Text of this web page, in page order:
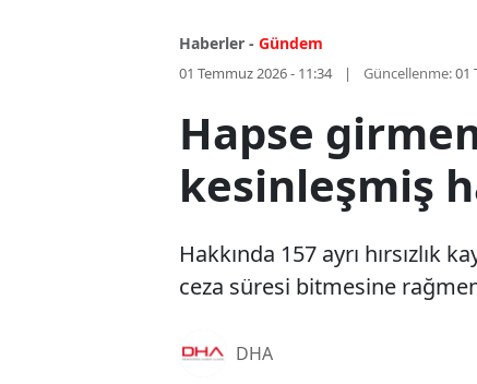
Haberler - Gündem
01 Temmuz 2026 - 11:34 Güncellenme:01
Hapse
kesinleşmiş
Hakkında 157 ayrı hırsızlık
ceza süresi bitmesine
DHA